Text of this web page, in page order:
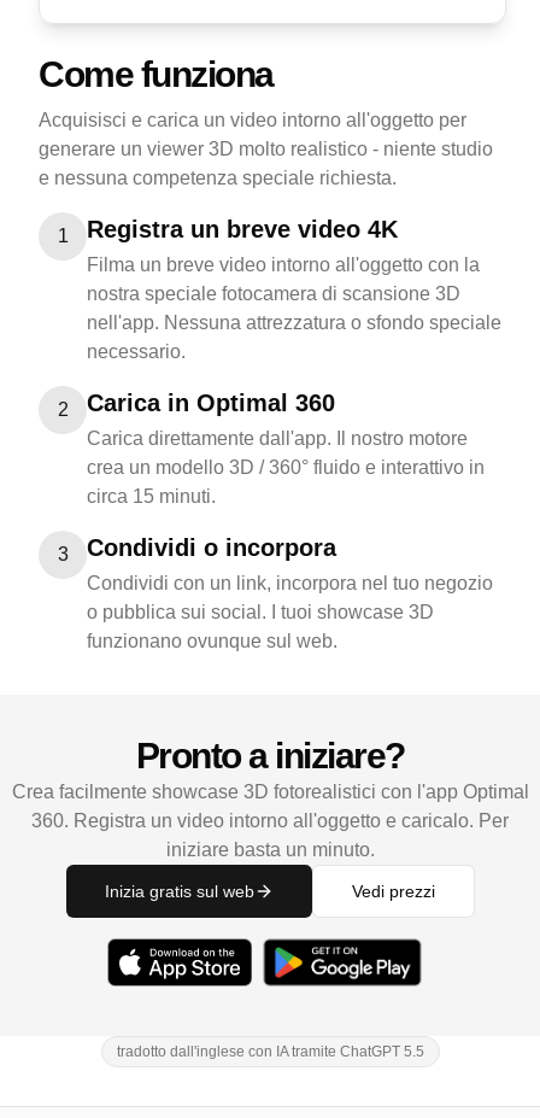
Come funziona
Acquisisci e carica un video intorno all'oggetto per
generare un viewer 3D molto realistico - niente studio
e nessuna competenza speciale richiesta.
1 Registra un breve video 4K
Filma un breve video intorno all'oggetto con la
nostra speciale fotocamera di scansione 3D
nell'app. Nessuna attrezzatura o sfondo speciale
necessario.
2 Carica in Optimal 360
Carica direttamente dall'app. Il nostro motore
crea un modello 3D / 360° fluido e interattivo in
circa 15 minuti.
3 Condividi o incorpora
Condividi con un link, incorpora nel tuo negozio
o pubblica sui social. I tuoi showcase 3D
funzionano ovunque sul web.
Pronto a iniziare?
Crea facilmente showcase 3D fotorealistici con l'app Optimal
360. Registra un video intorno all'oggetto e caricalo. Per
iniziare basta un minuto.
Inizia gratis sul web Vedi prezzi
tradotto dall'inglese con IA tramite ChatGPT 5.5